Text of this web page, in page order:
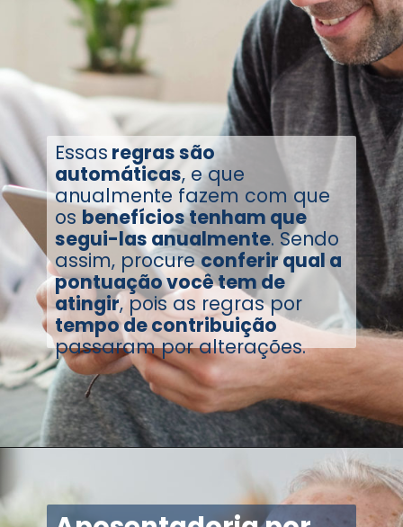
Essas regras são
automáticas, e que
anualmente fazem com que
os benefícios tenham que
segui-las anualmente. Sendo
assim, procureconferir qual a
pontuação você tem de
atingir, pois as regras por
tempo de contribuição
passaram por alterações.